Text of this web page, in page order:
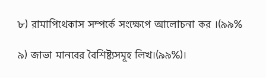
৮) রামাপিথেকাস সম্পর্কে সংক্ষেপে আলােচনা কর ।(৯৯%
৯) জাভা মানবের বৈশিষ্ট্যসমূহ লিখ।(৯৯%)।